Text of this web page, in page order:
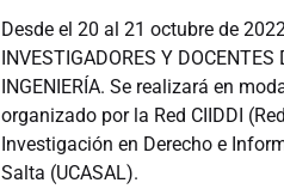
Desde el 20 al 21 octubre de
INVESTIGADORES Y
INGENIERÍA. Se realizará en
organizado por la Red CIIDDI
Investigación en Derecho e
Salta (UCASAL).